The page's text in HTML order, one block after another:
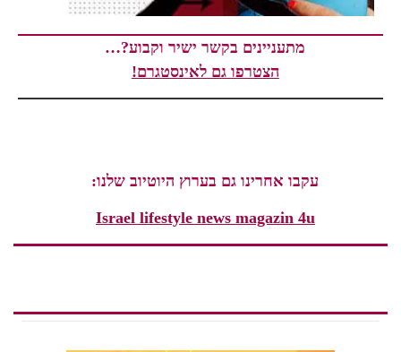
מתעניינים בקשר ישיר וקבוע?…
הצטרפו גם לאינסטגרם!
עקבו אחרינו גם בערוץ היוטיוב שלנו:
Israel lifestyle news magazin 4u